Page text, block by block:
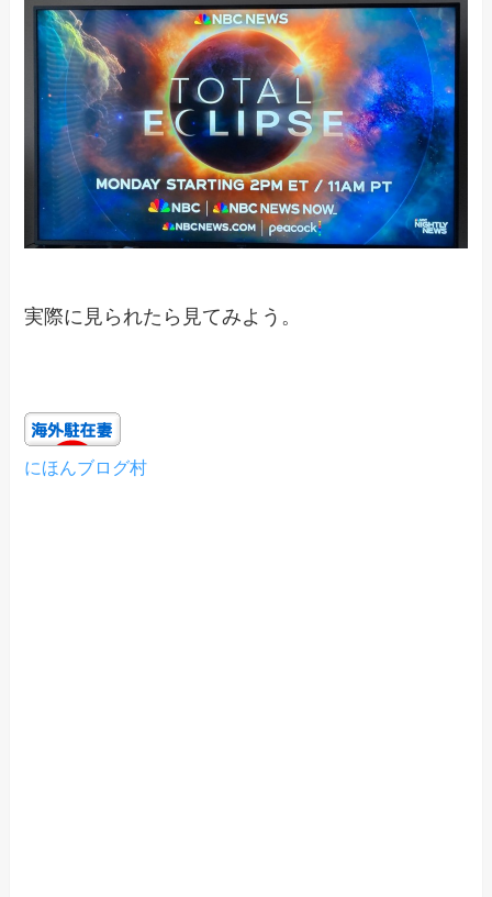
実際に見られたら見てみよう。
にほんブログ村